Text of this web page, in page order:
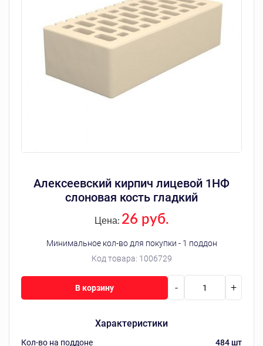
Алексеевский кирпич лицевой 1НФ
слоновая кость гладкий
Код товара: 1006729
Цена: 26 руб.
Минимальное кол-во для покупки - 1 поддон
Характеристики
Кол-во на поддоне
484 шт
- +
В корзину